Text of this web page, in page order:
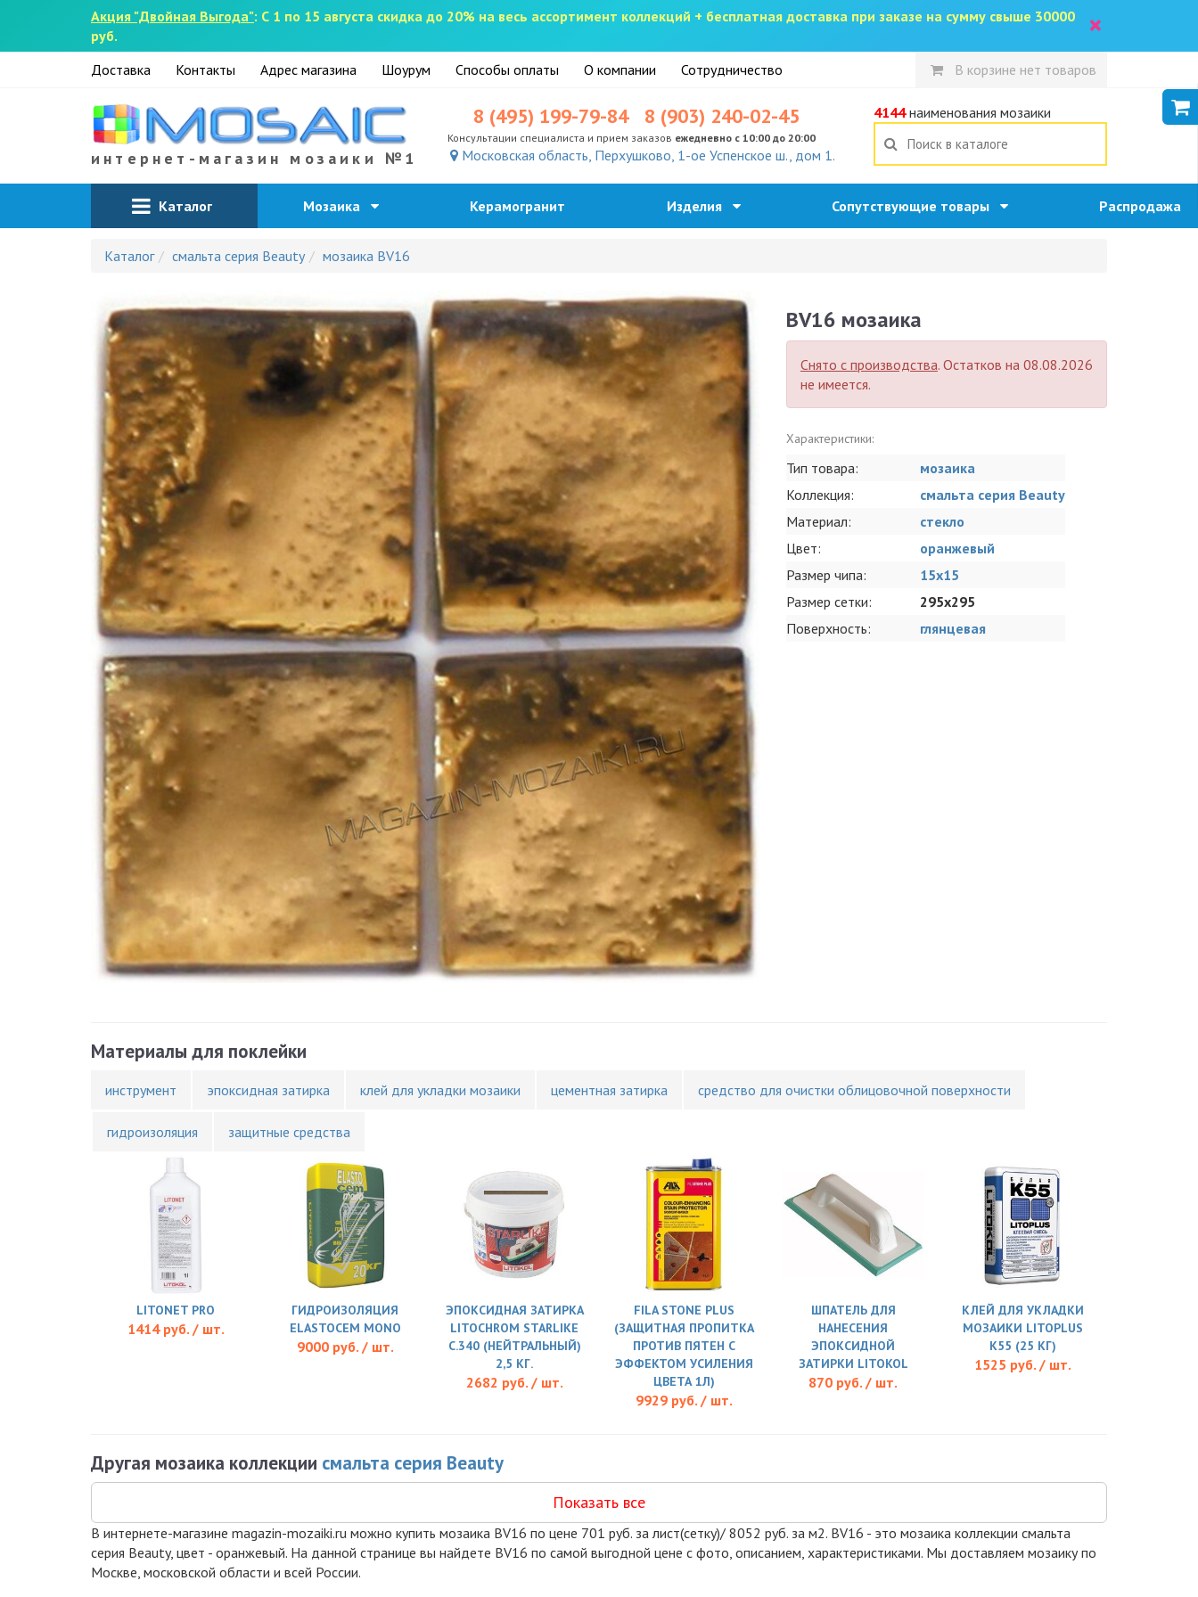
Акция "Двойная Выгода": С 1 по 15 августа скидка до 20% на весь ассортимент коллекций + бесплатная доставка при заказе на сумму свыше 30000
руб.
×
Доставка Контакты Адрес магазина Шоурум Способы оплаты О компании Сотрудничество В корзине нет товаров
интернет-магазин мозаики №1
8 (495) 199-79-84 8 (903) 240-02-45
Консультации специалиста и прием заказов ежедневно с 10:00 до 20:00
Московская область, Перхушково, 1-ое Успенское ш., дом 1.
4144наименования мозаики
Каталог Мозаика Керамогранит Изделия Сопутствующие товары Распродажа
Каталог смальта серия Beauty мозаика BV16
BV16 мозаика
Снято с производства. Остатков на 08.08.2026
не имеется.
Характеристики:
Тип товара:
мозаика
Коллекция:
смальта серия Beauty
Материал:
стекло
Цвет:
оранжевый
Размер чипа:
15x15
Размер сетки:
295x295
Поверхность:
глянцевая
Материалы для поклейки
инструмент эпоксидная затирка клей для укладки мозаики цементная затирка средство для очистки облицовочной поверхности
гидроизоляция защитные средства
LITONET PRO
1414 руб. / шт.
ГИДРОИЗОЛЯЦИЯ
ELASTOCEM MONO
9000 руб. / шт.
ЭПОКСИДНАЯ ЗАТИРКА
LITOCHROM STARLIKE
C.340 (НЕЙТРАЛЬНЫЙ)
2,5 КГ.
2682 руб. / шт.
FILA STONE PLUS
(ЗАЩИТНАЯ ПРОПИТКА
ПРОТИВ ПЯТЕН С
ЭФФЕКТОМ УСИЛЕНИЯ
ЦВЕТА 1Л)
9929 руб. / шт.
ШПАТЕЛЬ ДЛЯ
НАНЕСЕНИЯ
ЭПОКСИДНОЙ
ЗАТИРКИ LITOKOL
870 руб. / шт.
КЛЕЙ ДЛЯ УКЛАДКИ
МОЗАИКИ LITOPLUS
K55 (25 КГ)
1525 руб. / шт.
Другая мозаика коллекции смальта серия Beauty
Показать все
В интернете-магазине magazin-mozaiki.ru можно купить мозаика BV16 по цене 701 руб. за лист(сетку)/ 8052 руб. за м2. BV16 - это мозаика коллекции смальта
серия Beauty, цвет - оранжевый. На данной странице вы найдете BV16 по самой выгодной цене с фото, описанием, характеристиками. Мы доставляем мозаику по
Москве, московской области и всей России.